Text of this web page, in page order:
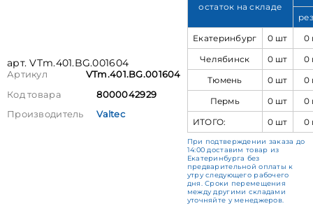
арт. VTm.401.BG.001604
Артикул
VTm.401.BG.001604
Код товара
8000042929
Производитель
Valtec
остаток на складе
Екатеринбург
0 шт
0
Челябинск
0 шт
0
Тюмень
0 шт
0
Пермь
0 шт
0
ИТОГО:
0 шт 0
При подтверждении заказа до
14:00 доставим товар из
Екатеринбурга без
предварительной оплаты к
утру следующего рабочего
дня. Сроки перемещения
между другими складами
уточняйте у менеджеров.